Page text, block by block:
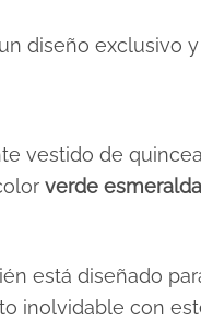
diseño exclusivo
vestido de
verde
está diseñado
inolvidable con